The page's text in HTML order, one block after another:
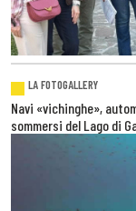
LA FOTOGALLERY
Navi «vichinghe»,
sommersi del Lago di